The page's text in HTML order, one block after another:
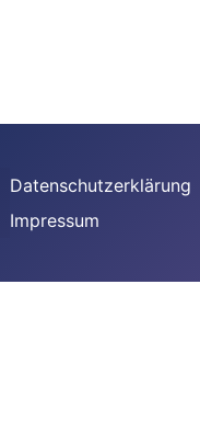
Datenschutzerklärung
Impressum